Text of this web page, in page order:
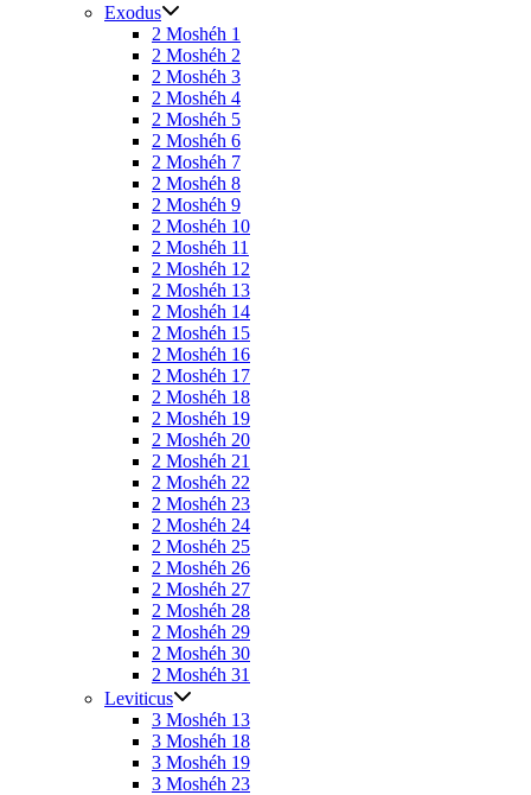
Exodus
2 Moshéh 1
2 Moshéh 2
2 Moshéh 3
2 Moshéh 4
2 Moshéh 5
2 Moshéh 6
2 Moshéh 7
2 Moshéh 8
2 Moshéh 9
2 Moshéh 10
2 Moshéh 11
2 Moshéh 12
2 Moshéh 13
2 Moshéh 14
2 Moshéh 15
2 Moshéh 16
2 Moshéh 17
2 Moshéh 18
2 Moshéh 19
2 Moshéh 20
2 Moshéh 21
2 Moshéh 22
2 Moshéh 23
2 Moshéh 24
2 Moshéh 25
2 Moshéh 26
2 Moshéh 27
2 Moshéh 28
2 Moshéh 29
2 Moshéh 30
2 Moshéh 31
Leviticus
3 Moshéh 13
3 Moshéh 18
3 Moshéh 19
3 Moshéh 23